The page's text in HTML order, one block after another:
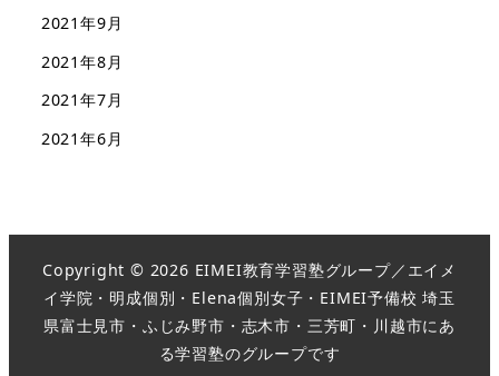
2021年9月
2021年8月
2021年7月
2021年6月
Copyright © 2026 EIMEI教育学習塾グループ／エイメ
イ学院・明成個別・Elena個別女子・EIMEI予備校 埼玉
県富士見市・ふじみ野市・志木市・三芳町・川越市にあ
る学習塾のグループです